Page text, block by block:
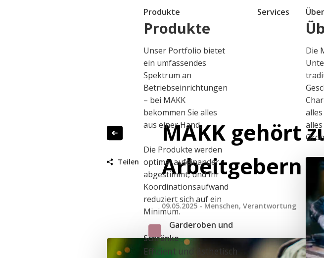
Produkte
Produkte
Unser Portfolio bietet
ein umfassendes
Spektrum an
Betriebseinrichtungen
– bei MAKK
bekommen Sie alles
aus einer Hand.
Die Produkte werden
optimal aufeinander
abgestimmt, und Ihr
Koordinationsaufwand
reduziert sich auf ein
Minimum.
Garderoben und
Schränke
Effizient und ästhetisch
Services
Die
Teilen
MAKK gehört
Arbeitgebern
09.05.2025 - Menschen, Verantwortung